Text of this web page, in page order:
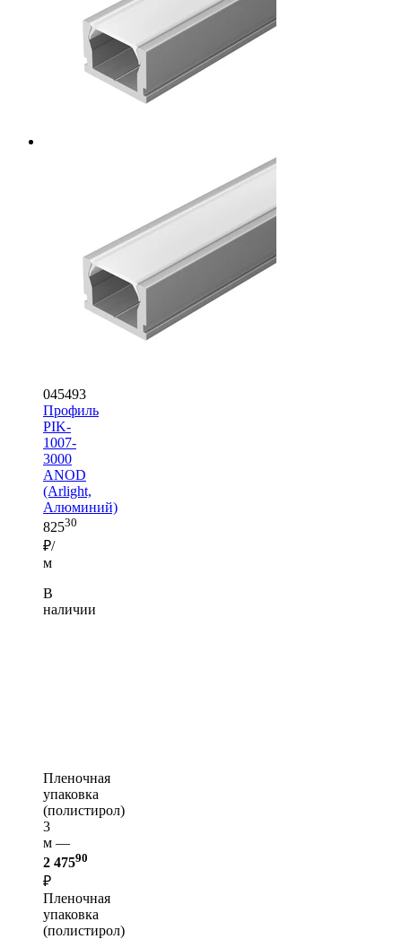
045493
Профиль
PIK-
1007-
3000
ANOD
(Arlight,
Алюминий)
82530
₽/
м
В
наличии
Пленочная
упаковка
(полистирол)
3
м —
2 47590
₽
Пленочная
упаковка
(полистирол)